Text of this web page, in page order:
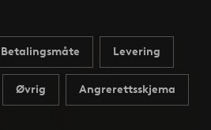
Betalingsmåte Levering
Øvrig Angrerettsskjema